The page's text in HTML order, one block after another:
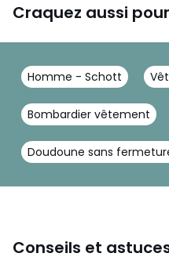
Craquez aussi pour
Homme - Schott
Bombardier vêtement
Doudoune sans
Conseils et